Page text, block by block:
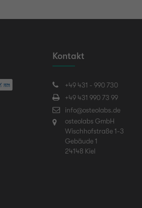
Kontakt
+49 431 - 990 730
+49 431 990 73 99
info@osteolabs.de
osteolabs GmbH
Wischhofstraße 1-3
Gebäude 1
24148 Kiel